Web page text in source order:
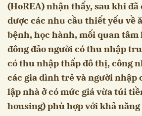
(HoREA) nhận thấy, sau khi
được các nhu cầu thiết yếu về
bệnh, học hành, mối quan tâm
đông đảo người có thu nhập
có thu nhập thấp đô thị, công
các gia đình trẻ và người nhập
lập nhà ở có mức giá vừa túi
housing) phù hợp với khả